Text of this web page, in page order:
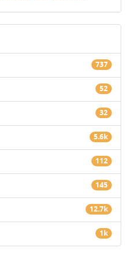
737
52
32
5.6k
112
145
12.7k
1k